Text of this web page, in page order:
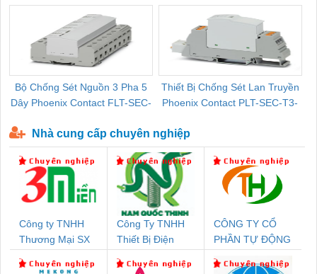
Bộ Chống Sét Nguồn 3 Pha 5
Dây Phoenix Contact FLT-SEC-
Thiết Bị Chống Sét Lan Truyền
Phoenix Contact PLT-SEC-T3-
Nhà cung cấp chuyên nghiệp
Công ty TNHH
Thương Mại SX
Công Ty TNHH
Thiết Bị Điện
CÔNG TY CỔ
PHẦN TỰ ĐỘNG